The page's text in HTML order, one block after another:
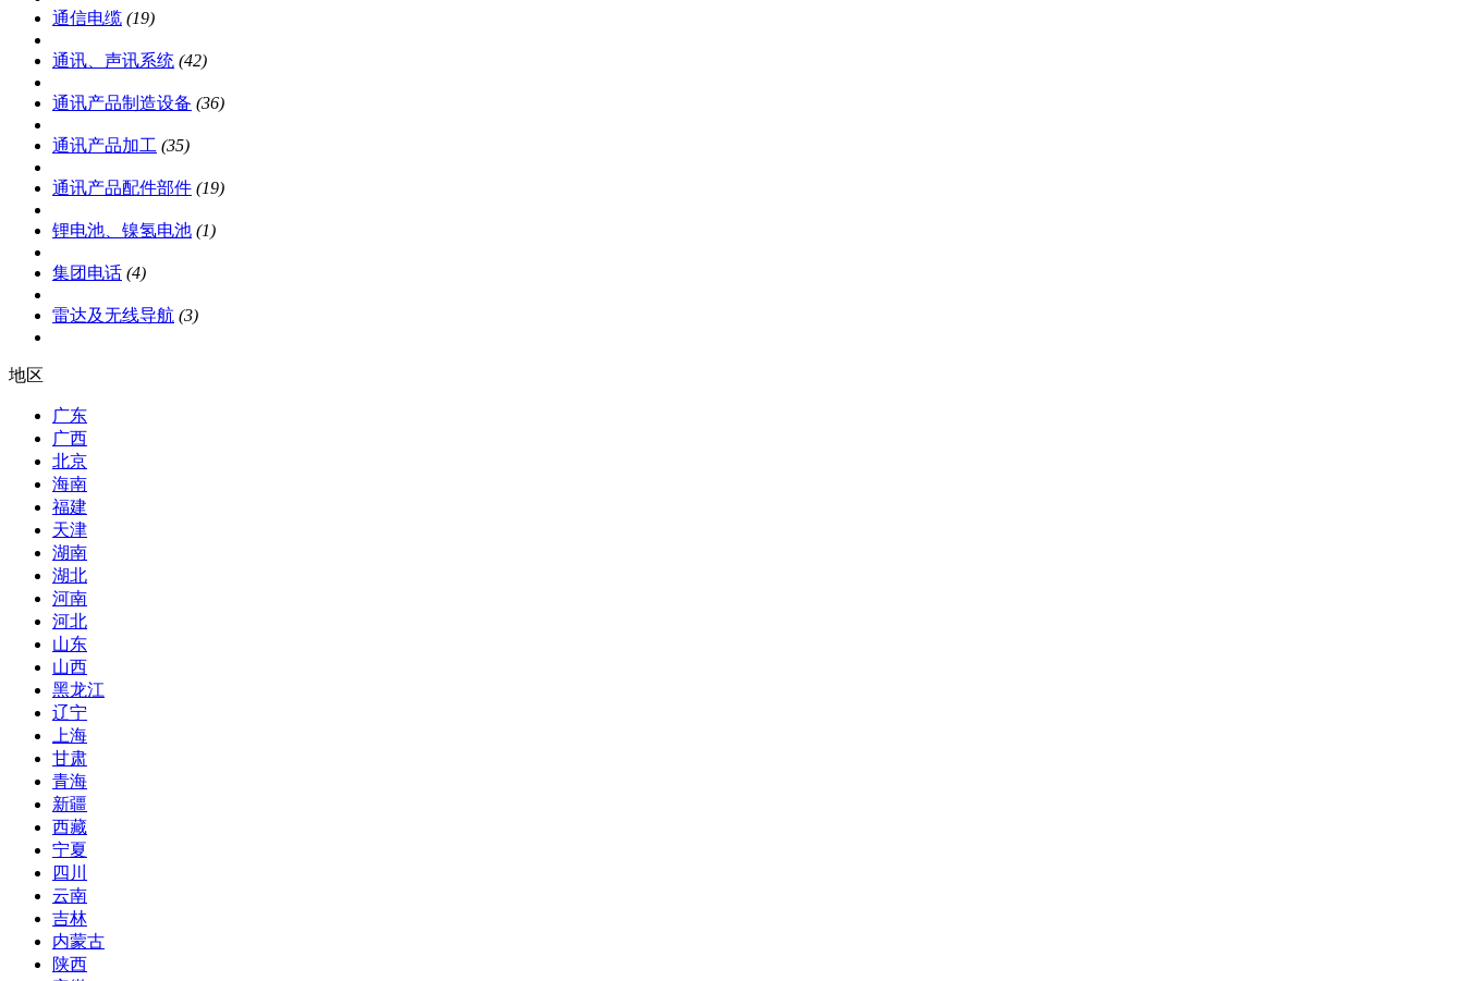
通信电缆 (19)
通讯、声讯系统 (42)
通讯产品制造设备 (36)
通讯产品加工 (35)
通讯产品配件部件 (19)
锂电池、镍氢电池 (1)
集团电话 (4)
雷达及无线导航 (3)
地区
广东
广西
北京
海南
福建
天津
湖南
湖北
河南
河北
山东
山西
黑龙江
辽宁
上海
甘肃
青海
新疆
西藏
宁夏
四川
云南
吉林
内蒙古
陕西